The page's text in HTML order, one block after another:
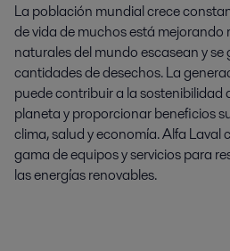
La población mundial crece
de vida de muchos está mejorando
naturales del mundo escasean y
cantidades de desechos. La
puede contribuir a la sostenibilidad
planeta y proporcionar beneficios
clima, salud y economía. Alfa
gama de equipos y servicios para
las energías renovables.